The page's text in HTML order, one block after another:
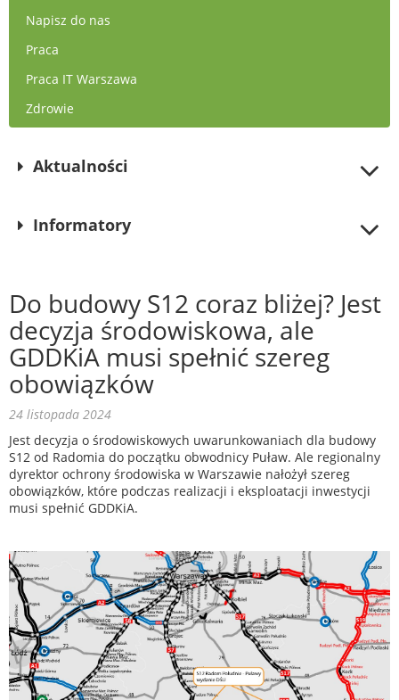
Napisz do nas
Praca
Praca IT Warszawa
Zdrowie
Aktualności
Informatory
Do budowy S12 coraz bliżej? Jest
decyzja środowiskowa, ale
GDDKiA musi spełnić szereg
obowiązków
24 listopada 2024
Jest decyzja o środowiskowych uwarunkowaniach dla budowy
S12 od Radomia do początku obwodnicy Puław. Ale regionalny
dyrektor ochrony środowiska w Warszawie nałożył szereg
obowiązków, które podczas realizacji i eksploatacji inwestycji
musi spełnić GDDKiA.